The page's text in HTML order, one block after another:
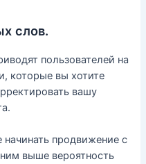
слов.
пользователей на
которые вы хотите
вашу
продвижение с
выше вероятность